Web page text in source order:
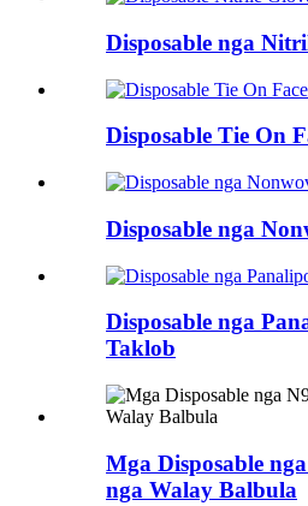
Disposable nga
Disposable Tie On
Disposable nga
Disposable nga
Taklob
Mga Disposable
nga Walay Balbula